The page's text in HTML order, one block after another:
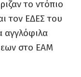
το ντόπιο
τον ΕΔΕΣ του
αγγλόφιλα
στο ΕΑΜ